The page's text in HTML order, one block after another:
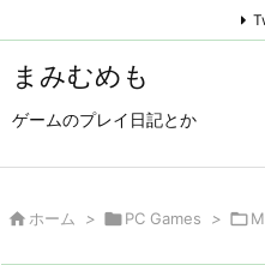
まみむめも
ゲームのプレイ日記とか
 ホーム > PC Games > 